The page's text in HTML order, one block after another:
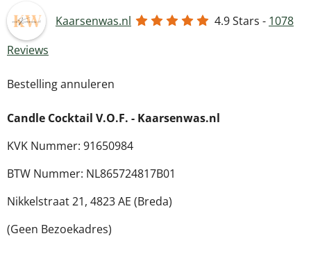
Kaarsenwas.nl 4.9Stars - 1078
Reviews
Bestelling annuleren
Candle Cocktail V.O.F. - Kaarsenwas.nl
KVK Nummer: 91650984
BTW Nummer: NL865724817B01
Nikkelstraat 21, 4823 AE (Breda)
(Geen Bezoekadres)